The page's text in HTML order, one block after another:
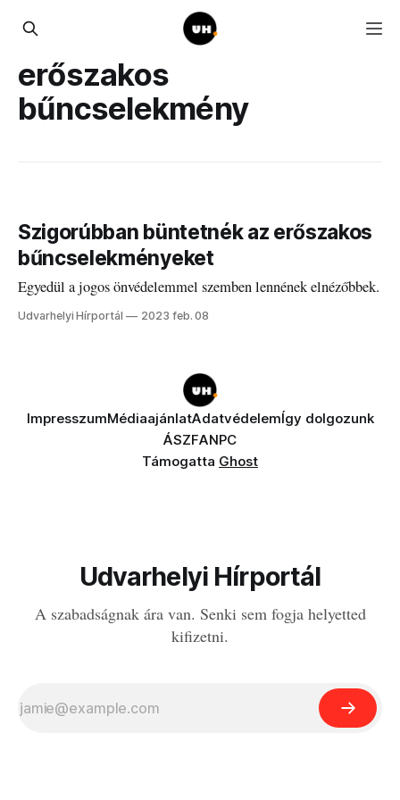
erőszakos
bűncselekmény
Szigorúbban büntetnék az erőszakos
bűncselekményeket
Egyedül a jogos önvédelemmel szemben lennének elnézőbbek.
Udvarhelyi Hírportál 2023 feb. 08
ImpresszumMédiaajánlatAdatvédelemÍgy dolgozunk
ÁSZFANPC
Támogatta Ghost
Udvarhelyi Hírportál
A szabadságnak ára van. Senki sem fogja helyetted
kifizetni.